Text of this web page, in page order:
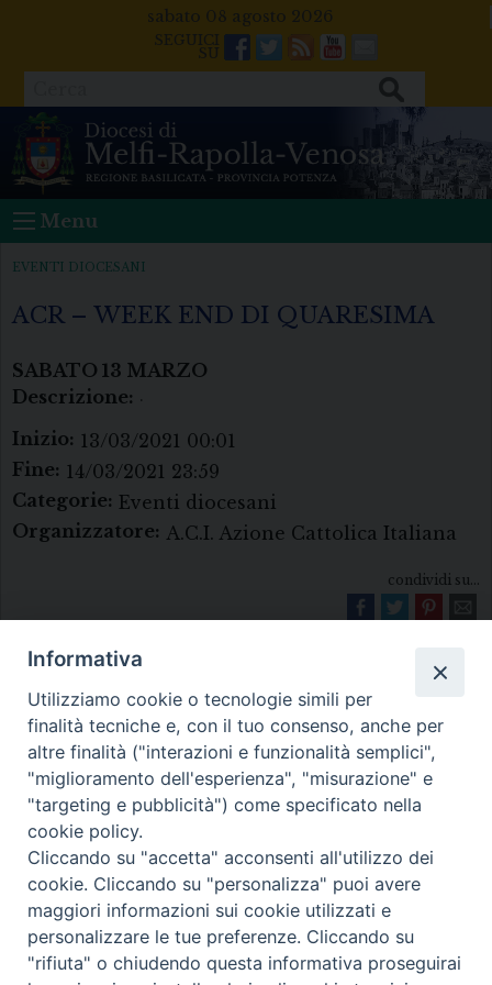
sabato 08 agosto 2026
Facebook
Twitter
FeedsYoutube
Mail
Menu
EVENTI DIOCESANI
ACR – WEEK END DI QUARESIMA
SABATO 13 MARZO
Descrizione: .
Inizio: 13/03/2021 00:01
Fine: 14/03/2021 23:59
Categorie: Eventi diocesani
Organizzatore: A.C.I. Azione Cattolica Italiana
condividi su...
Diocesi di Melfi Rapolla Venosa
• Largo Duomo, 12 - 85025 MELFI (PZ) •
Tel. 0972238604
PEC ufficiale della Diocesi:
diocesi.melfi_rapolla_venosa@legalmail.it
Informativa
Utilizziamo cookie o tecnologie simili per
finalità tecniche e, con il tuo consenso, anche per
altre finalità ("interazioni e funzionalità semplici",
"miglioramento dell'esperienza", "misurazione" e
"targeting e pubblicità") come specificato nella
cookie policy.
Cliccando su "accetta" acconsenti all'utilizzo dei
cookie. Cliccando su "personalizza" puoi avere
maggiori informazioni sui cookie utilizzati e
personalizzare le tue preferenze. Cliccando su
"rifiuta" o chiudendo questa informativa proseguirai